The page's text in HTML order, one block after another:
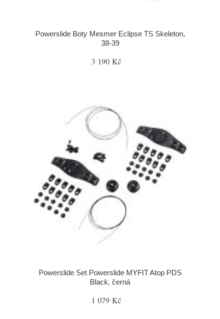
Powerslide Boty Mesmer Eclipse TS Skeleton,
38-39
3 190 Kč
Powerslide Set Powerslide MYFIT Atop PDS
Black, černá
1 079 Kč